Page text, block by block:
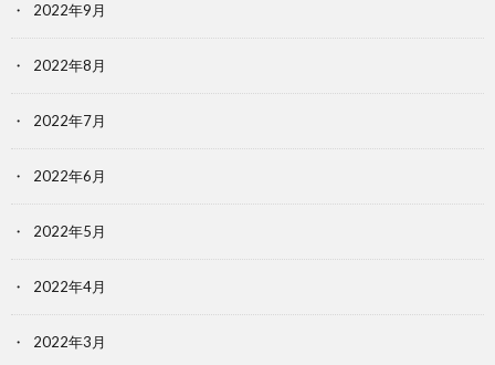
2022年9月
2022年8月
2022年7月
2022年6月
2022年5月
2022年4月
2022年3月